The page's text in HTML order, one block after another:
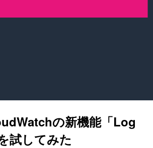
の新機能「Log
試してみた